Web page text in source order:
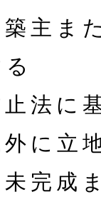
築主ま
法に
に立
未完成